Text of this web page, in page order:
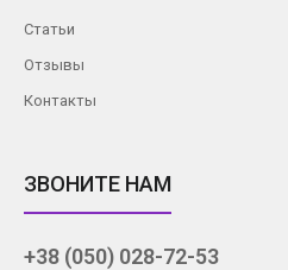
Статьи
Отзывы
Контакты
ЗВОНИТЕ НАМ
+38 (050) 028-72-53